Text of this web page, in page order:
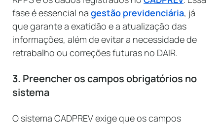
fase é essencial na gestão previdenciária, já
que garante a exatidão e a atualização das
informações, além de evitar a necessidade de
retrabalho ou correções futuras no DAIR.
3. Preencher os campos obrigatórios no
sistema
O sistema CADPREV exige que os campos